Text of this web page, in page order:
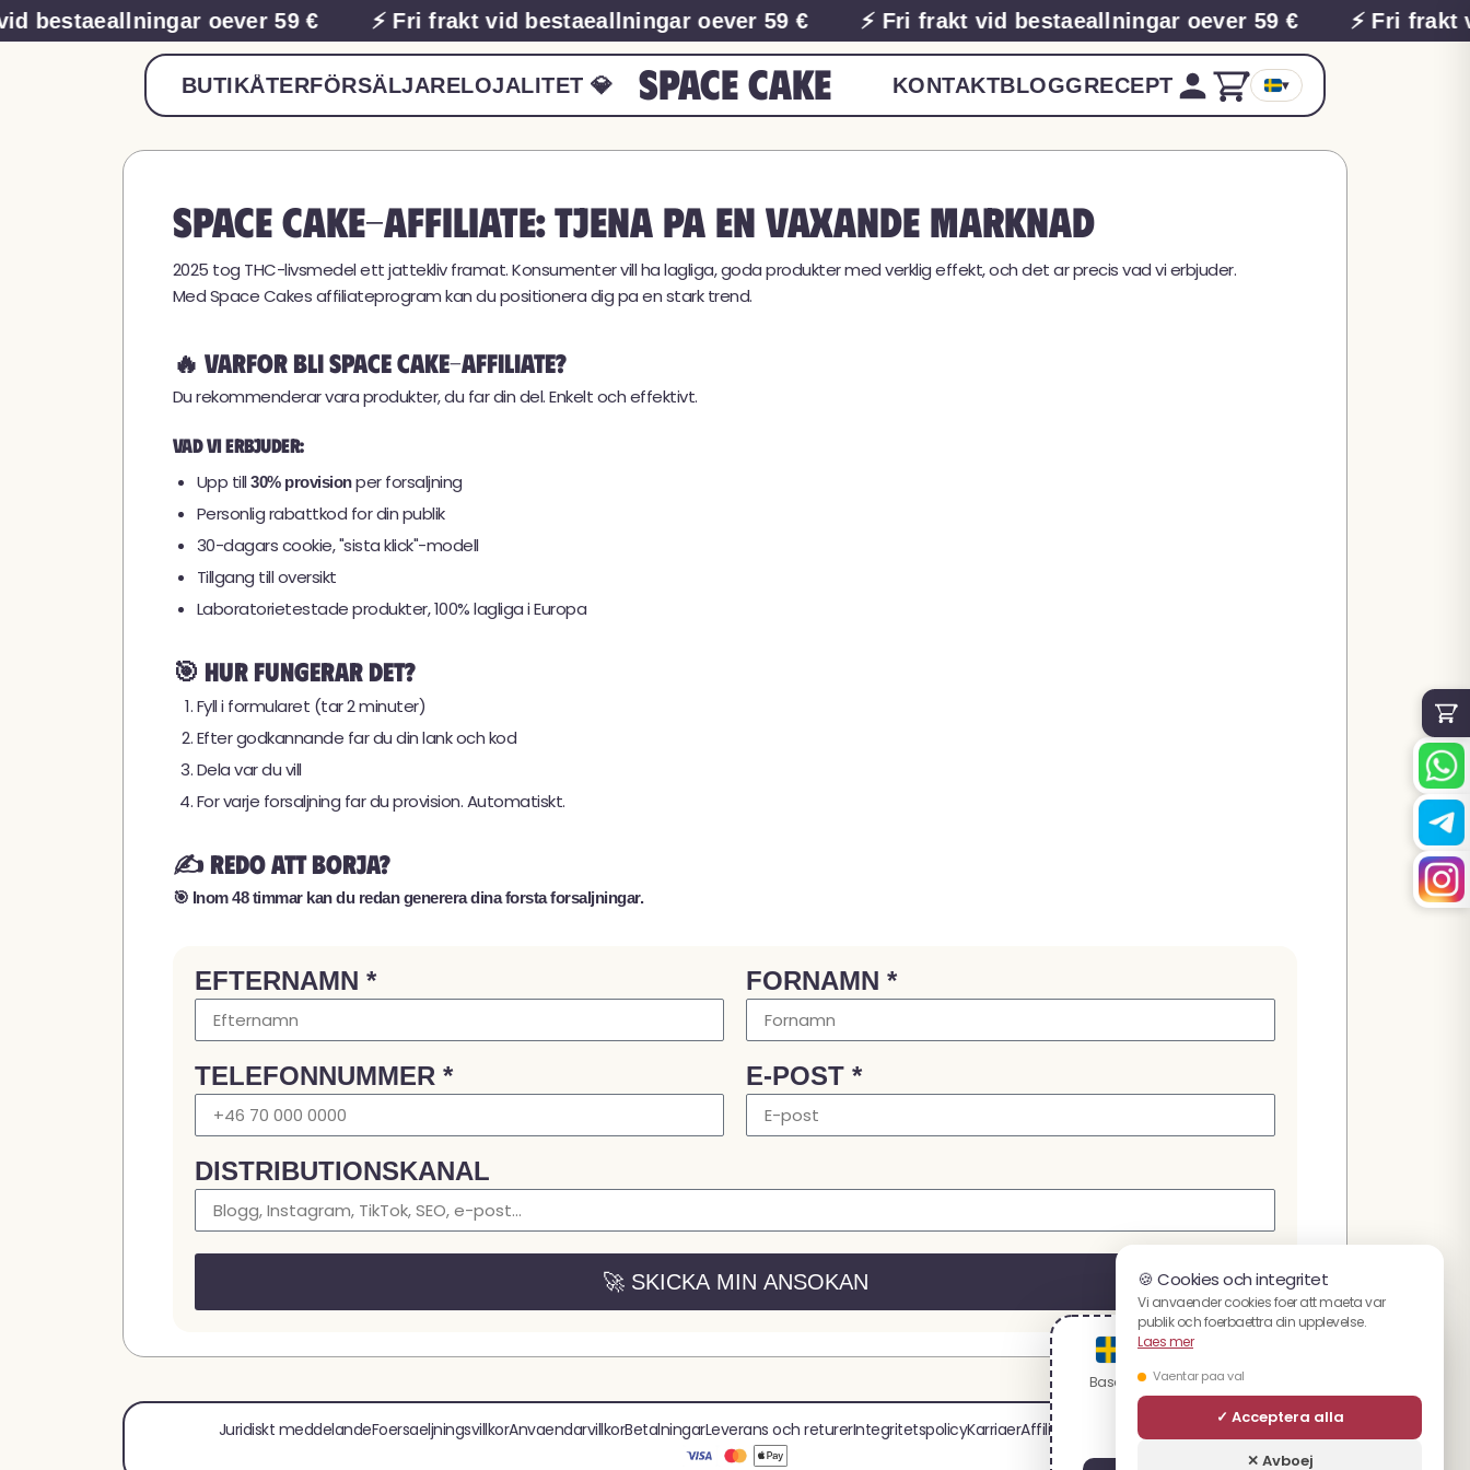
🍪 Cookies och integritet
Vi anvaender cookies foer att maeta var
publik och foerbaettra din upplevelse.
Laes mer
Vaentar paa val
✓ Acceptera alla
✕ Avboej
bestaeallningar oever 59 € ⚡ Fri frakt vid bestaeallningar oever 59 € ⚡ Fri frakt vid bestaeallningar oever 59 € ⚡ Fri frakt
BUTIKÅTERFÖRSÄLJARELOJALITET 💎 Space Cake KONTAKTBLOGGRECEPT ▾
You are visiting the svenska website.
Based on your location, we recommend visiting:
English
Space Cake-affiliate: tjena pa en vaxande marknad
2025 tog THC-livsmedel ett jattekliv framat. Konsumenter vill ha lagliga, goda produkter med verklig effekt, och det ar precis vad vi erbjuder.
Med Space Cakes affiliateprogram kan du positionera dig pa en stark trend.
🔥 Varfor bli Space Cake-affiliate?
Du rekommenderar vara produkter, du far din del. Enkelt och effektivt.
Vad vi erbjuder:
Upp till30% provisionper forsaljning
Personlig rabattkod for din publik
30-dagars cookie, "sista klick"-modell
Tillgang till oversikt
Laboratorietestade produkter, 100% lagliga i Europa
🎯 Hur fungerar det?
Fyll i formularet (tar 2 minuter)
Efter godkannande far du din lank och kod
Dela var du vill
For varje forsaljning far du provision. Automatiskt.
✍️ Redo att borja?
🎯 Inom 48 timmar kan du redan generera dina forsta forsaljningar.
EFTERNAMN * FORNAMN *
TELEFONNUMMER * E-POST *
DISTRIBUTIONSKANAL
🚀 SKICKA MIN ANSOKAN
Juridiskt meddelandeFoersaeljningsvillkorAnvaendarvillkorBetalningarLeverans och returerIntegritetspolicyKarriaerAffiliateprogramWebbplatskarta